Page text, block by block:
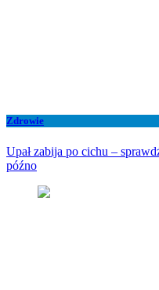
Zdrowie
Upał zabija po cichu –
późno